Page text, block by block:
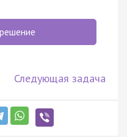
Следующая задача